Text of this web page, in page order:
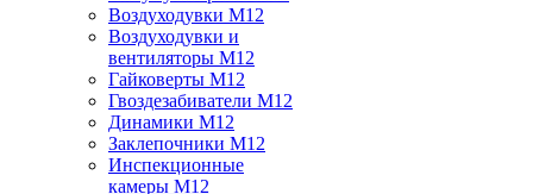
Воздуходувки M12
Воздуходувки и
вентиляторы M12
Гайковерты M12
Гвоздезабиватели M12
Динамики M12
Заклепочники M12
Инспекционные
камеры M12